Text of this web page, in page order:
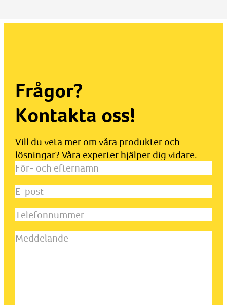
Frågor?
Kontakta oss!
Vill du veta mer om våra produkter och
lösningar? Våra experter hjälper dig vidare.
För-
efternamn
E-
Telefonnummer
Meddelande(Obligatoriskt)